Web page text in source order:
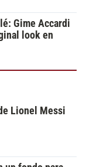
Gime Accardi
look en
Lionel Messi